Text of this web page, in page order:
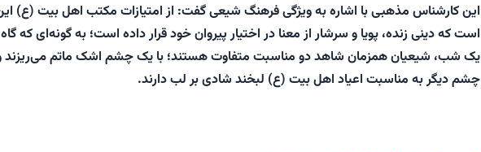
این کارشناس مذهبی با اشاره به ویژگی فرهنگ شیعی گفت: از امتیازات مکتب اهل بیت (ع)
است که دینی زنده، پویا و سرشار از معنا در اختیار پیروان خود قرار داده است؛ به گونه‌ای که
یک شب، شیعیان همزمان شاهد دو مناسبت متفاوت هستند؛ با یک چشم اشک ماتم می‌ریزند
چشم دیگر به مناسبت اعیاد اهل بیت (ع) لبخند شادی بر لب دارند.